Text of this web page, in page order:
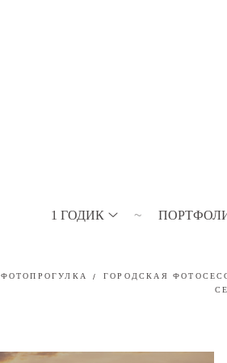
1 ГОДИК
ФОТОПРОГУЛКА ГОРОДСКАЯ